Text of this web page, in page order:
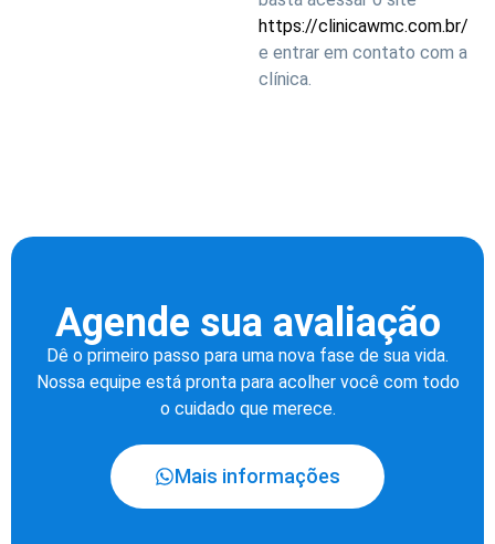
https://clinicawmc.com.br/
e entrar em contato com a
clínica.
Agende sua avaliação
Dê o primeiro passo para uma nova fase de sua vida.
Nossa equipe está pronta para acolher você com todo
o cuidado que merece.
Mais informações